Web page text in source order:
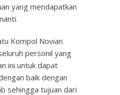
yang mendapatkan
Kompol Novian
personil yang
ini untuk dapat
baik dengan
sehingga tujuan dari